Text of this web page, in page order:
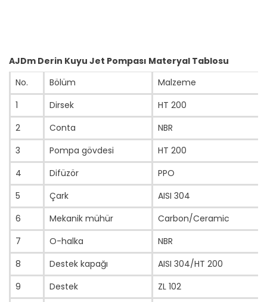
AJDm Derin Kuyu Jet Pompası Materyal Tablosu
No.
Bölüm
Malzeme
1
Dirsek
HT 200
2
Conta
NBR
3
Pompa gövdesi
HT 200
4
Difüzör
PPO
5
Çark
AISI 304
6
Mekanik mühür
Carbon/Ceramic
7
O-halka
NBR
8
Destek kapağı
AISI 304/HT 200
9
Destek
ZL 102